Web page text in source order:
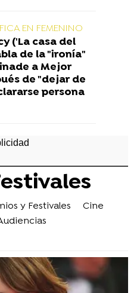
EN FEMENINO
('La casa del
de la "ironía"
a Mejor
de "dejar de
persona
y Festivales
Cine